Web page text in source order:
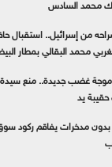
محمد السادس
من إسرائيل.. استقبال
محمد البقالي بمطار
موجة غضب جديدة.. منع
يد
بدون مدخرات يفاقم ركود